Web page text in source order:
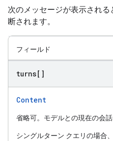
次のメッセージが表示され
断されます。
フィールド
turns[]
Content
省略可。モデルとの現在の会
シングルターン クエリの場合